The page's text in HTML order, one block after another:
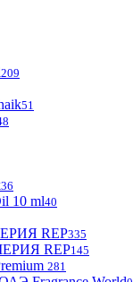
209
51
36
10 ml40
REP335
REP145
281